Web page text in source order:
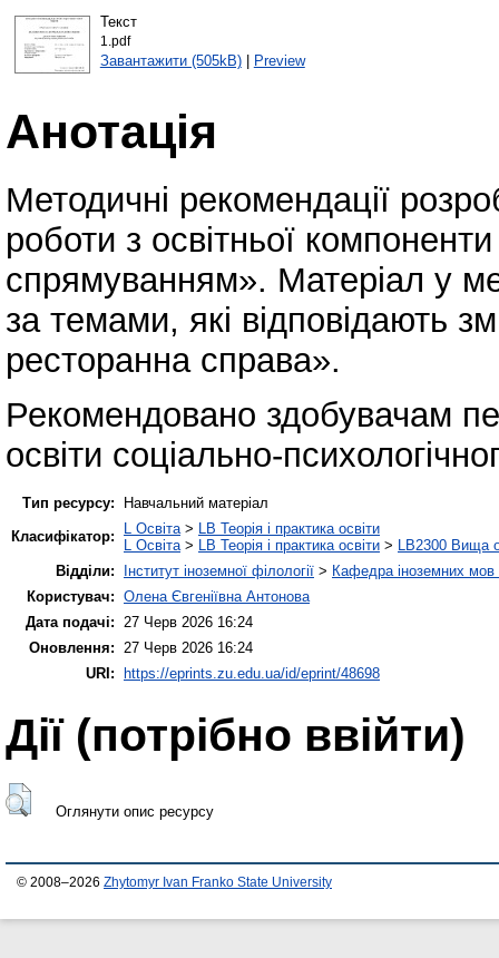
Текст
1.pdf
Завантажити (505kB)| Preview
Анотація
Методичні рекомендації
роботи з освітньої
спрямуванням». Матеріал у
за темами, які відповідають
ресторанна справа».
Рекомендовано здобувачам
освіти соціально-
Тип ресурсу:
Навчальний матеріал
Класифікатор:
L Освіта> LB Теорія і практика освіти
L Освіта> LB Теорія і практика освіти > LB2300 Вища
Відділи:
Інститут іноземної філології > Кафедра іноземних мов
Користувач: Олена Євгеніївна Антонова
Дата подачі: 27 Черв 2026 16:24
Оновлення: 27 Черв 2026 16:24
URI:
https://eprints.zu.edu.ua/id/eprint/48698
Дії ​​(потрібно ввійти)
Оглянути опис ресурсу
© 2008–2026 Zhytomyr Ivan Franko State University